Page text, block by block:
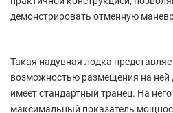
демонстрировать отменную
Такая надувная лодка
возможностью размещения на ней
имеет стандартный транец. На
максимальный показатель